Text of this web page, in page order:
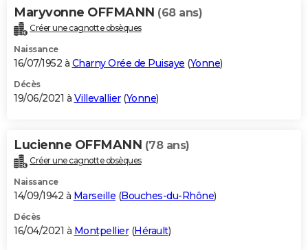
Maryvonne OFFMANN (68 ans)
Créer une cagnotte obsèques
Naissance
16/07/1952 à Charny Orée de Puisaye (Yonne)
Décès
19/06/2021 à Villevallier(Yonne)
Lucienne OFFMANN (78 ans)
Créer une cagnotte obsèques
Naissance
14/09/1942 à Marseille (Bouches-du-Rhône)
Décès
16/04/2021 à Montpellier(Hérault)